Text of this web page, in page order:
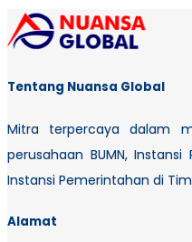
Tentang Nuansa Global
Mitra terpercaya dalam
perusahaan BUMN,
Instansi Pemerintahan di
Alamat